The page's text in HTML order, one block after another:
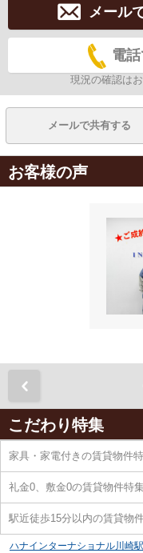
メール
電
現況の確認は
メールで共有する
お客様の声
こだわり特集
家具・家電付きの賃貸物件
礼金0、敷金0の賃貸物件特集
駅近徒歩15分以内の賃貸物
ハナインターナショナル川崎